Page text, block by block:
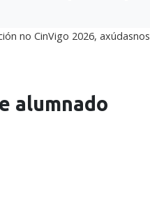
no CinVigo 2026,
alumnado